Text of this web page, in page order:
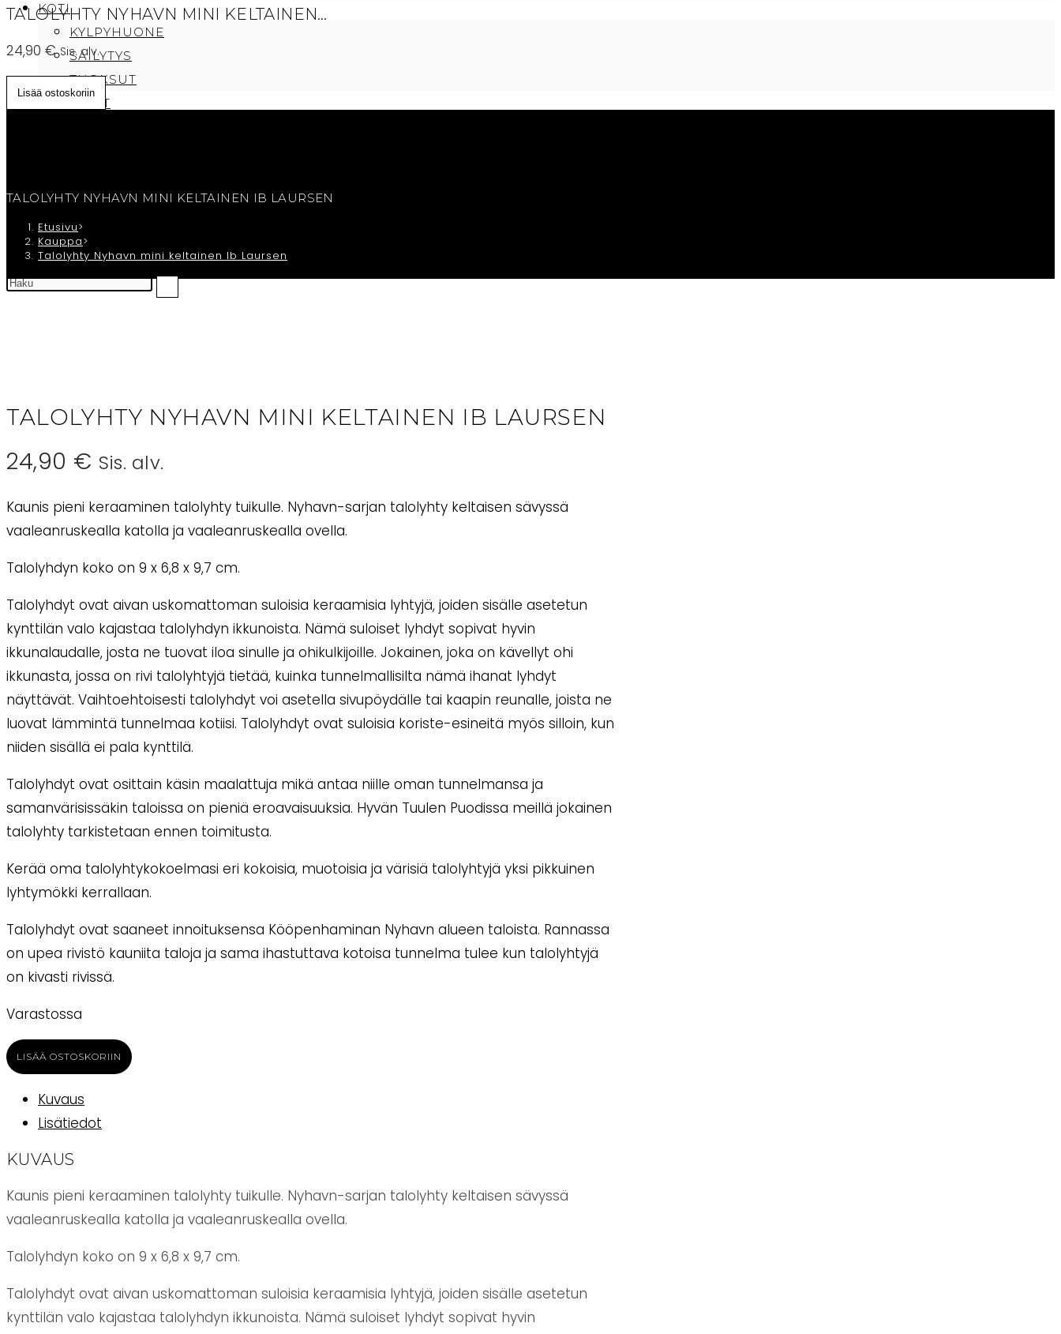
KOTI
KYLPYHUONE
SÄILYTYS
TUOKSUT
TEKSTIILIT
CAFE SAMMI
TILAUKSEN PERUUTUS/OTA YHTEYTTÄ
OSTOSKORI
TALOLYHTY NYHAVN MINI KELTAINEN…
24,90 € Sis. alv.
Talolyhty
Nyhavn
Laursen
määrä
Lisää ostoskoriin
TALOLYHTY NYHAVN MINI KELTAINEN IB LAURSEN
Etusivu>
Kauppa>
Talolyhty Nyhavn mini keltainen Ib Laursen
TALOLYHTY NYHAVN MINI KELTAINEN IB LAURSEN
24,90 € Sis. alv.
Kaunis pieni keraaminen talolyhty tuikulle. Nyhavn-sarjan talolyhty keltaisen sävyssä
vaaleanruskealla katolla ja vaaleanruskealla ovella.
Talolyhdyn koko on 9 x 6,8 x 9,7 cm.
Talolyhdyt ovat aivan uskomattoman suloisia keraamisia lyhtyjä, joiden sisälle asetetun
kynttilän valo kajastaa talolyhdyn ikkunoista. Nämä suloiset lyhdyt sopivat hyvin
ikkunalaudalle, josta ne tuovat iloa sinulle ja ohikulkijoille. Jokainen, joka on kävellyt ohi
ikkunasta, jossa on rivi talolyhtyjä tietää, kuinka tunnelmallisilta nämä ihanat lyhdyt
näyttävät. Vaihtoehtoisesti talolyhdyt voi asetella sivupöydälle tai kaapin reunalle, joista ne
luovat lämmintä tunnelmaa kotiisi. Talolyhdyt ovat suloisia koriste-esineitä myös silloin, kun
niiden sisällä ei pala kynttilä.
Talolyhdyt ovat osittain käsin maalattuja mikä antaa niille oman tunnelmansa ja
samanvärisissäkin taloissa on pieniä eroavaisuuksia. Hyvän Tuulen Puodissa meillä jokainen
talolyhty tarkistetaan ennen toimitusta.
Kerää oma talolyhtykokoelmasi eri kokoisia, muotoisia ja värisiä talolyhtyjä yksi pikkuinen
lyhtymökki kerrallaan.
Talolyhdyt ovat saaneet innoituksensa Kööpenhaminan Nyhavn alueen taloista. Rannassa
on upea rivistö kauniita taloja ja sama ihastuttava kotoisa tunnelma tulee kun talolyhtyjä
on kivasti rivissä.
Varastossa
Talolyhty
Nyhavn
mini
keltainen
Laursen
määrä
LISÄÄ OSTOSKORIIN
Kuvaus
Lisätiedot
KUVAUS
Kaunis pieni keraaminen talolyhty tuikulle. Nyhavn-sarjan talolyhty keltaisen sävyssä
vaaleanruskealla katolla ja vaaleanruskealla ovella.
Talolyhdyn koko on 9 x 6,8 x 9,7 cm.
Talolyhdyt ovat aivan uskomattoman suloisia keraamisia lyhtyjä, joiden sisälle asetetun
kynttilän valo kajastaa talolyhdyn ikkunoista. Nämä suloiset lyhdyt sopivat hyvin